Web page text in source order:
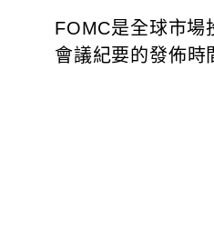
FOMC是全球市場
會議紀要的發佈時